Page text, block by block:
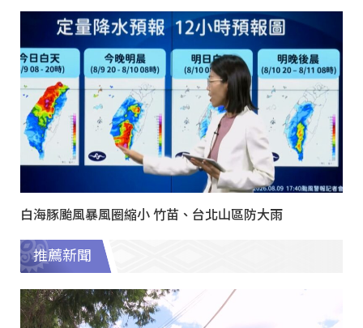
白海豚颱風暴風圈縮小 竹苗、台北山區防大雨
推薦新聞